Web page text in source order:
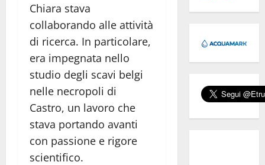
Chiara stava
collaborando alle attività
di ricerca. In particolare,
era impegnata nello
studio degli scavi belgi
nelle necropoli di
Castro, un lavoro che
stava portando avanti
con passione e rigore
scientifico.